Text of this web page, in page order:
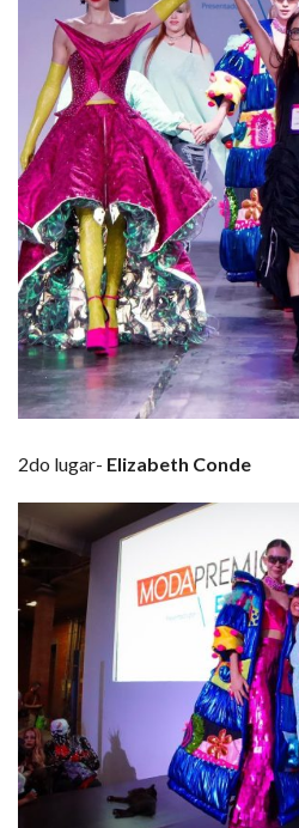
2do lugar- Elizabeth Conde